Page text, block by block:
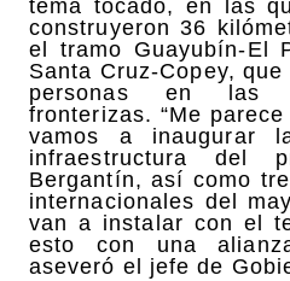
tema tocado, en las
construyeron 36
el tramo Guayubín-El
Santa Cruz-Copey,
personas en las
fronterizas. “Me
vamos a inaugurar
infraestructura del
Bergantín, así como
internacionales del
van a instalar con el
esto con una
aseveró el jefe de